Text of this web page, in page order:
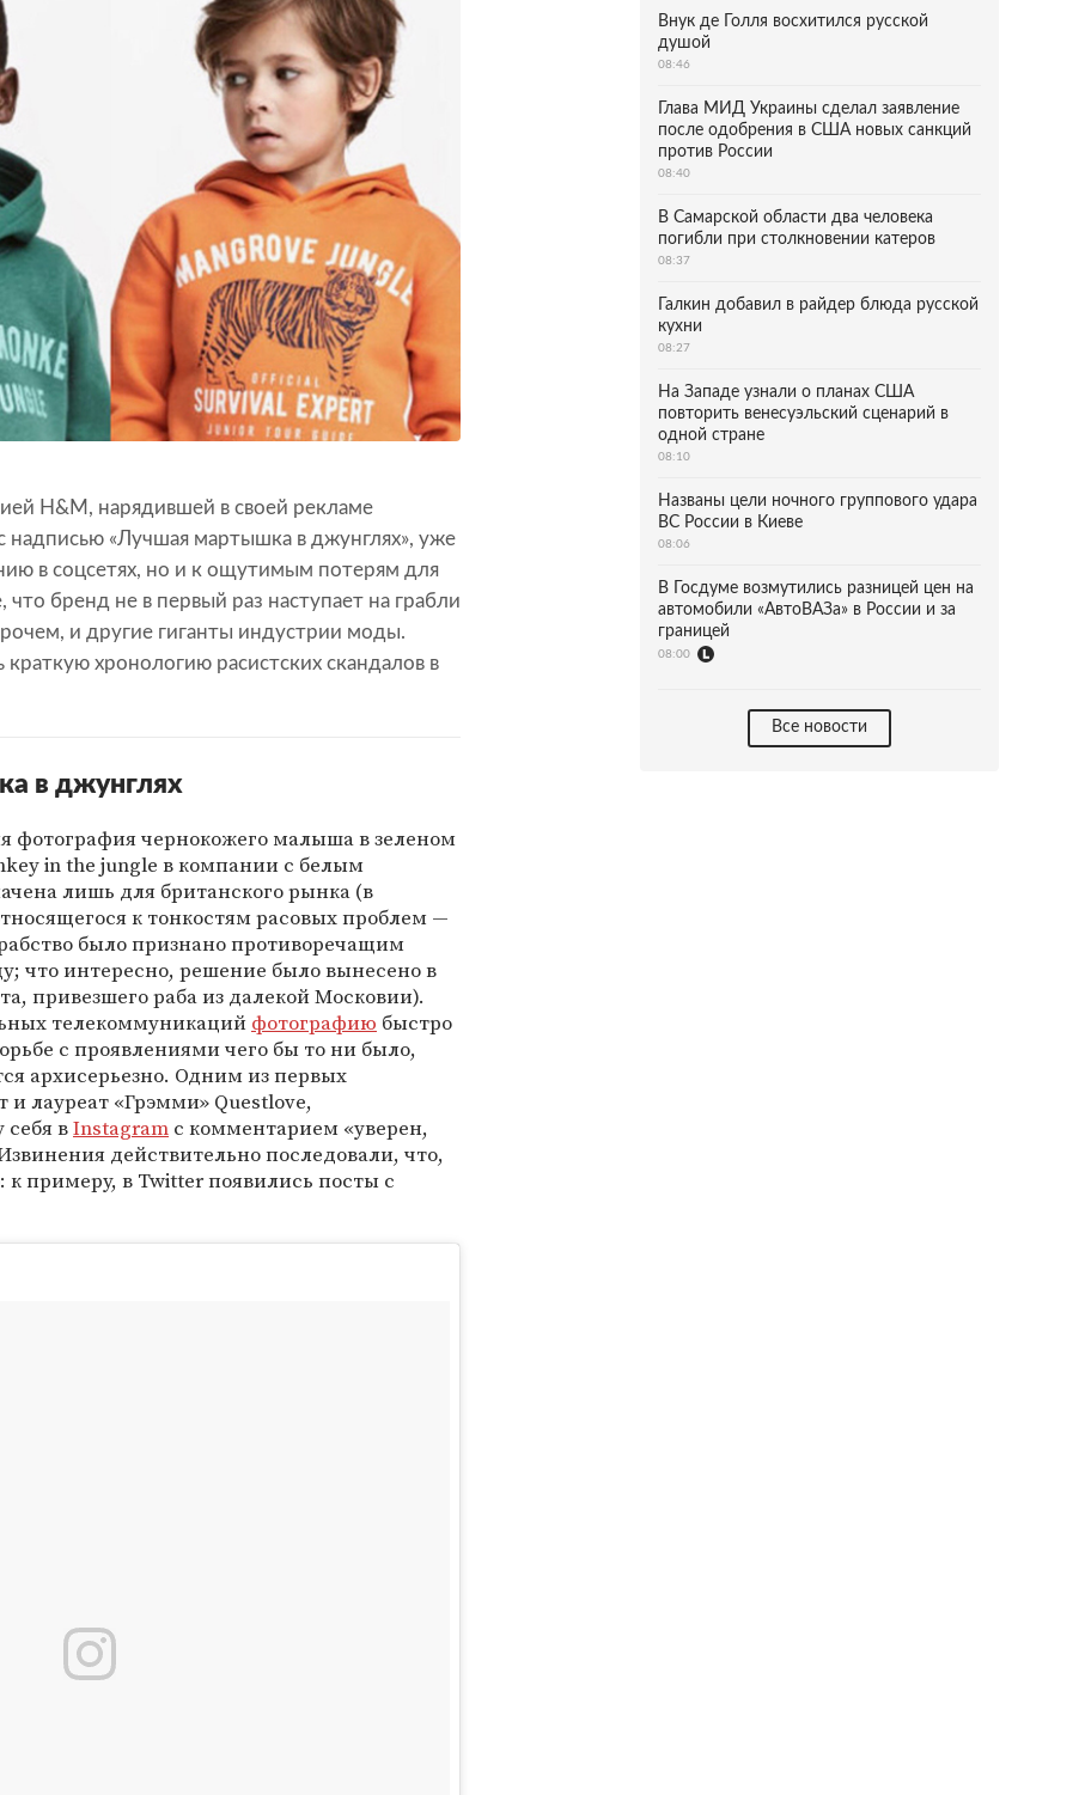
H&M, нарядившей в своей рекламе
надписью «Лучшая мартышка в джунглях», уже
в соцсетях, но и к ощутимым потерям для
что бренд не в первый раз наступает на грабли
и другие гиганты индустрии моды.
хронологию расистских скандалов в
в джунглях
фотография чернокожего малыша в зеленом
in the jungle в компании с белым
лишь для британского рынка (в
к тонкостям расовых проблем —
было признано противоречащим
что интересно, решение было вынесено в
привезшего раба из далекой Московии).
телекоммуникаций фотографию быстро
с проявлениями чего бы то ни было,
архисерьезно. Одним из первых
и лауреат «Грэмми» Questlove,
вInstagram с комментарием «уверен,
действительно последовали, что,
примеру, в Twitter появились посты с
Внук де Голля восхитился русской
душой
08:46
Глава МИД Украины сделал заявление
после одобрения в США новых санкций
против России
08:40
В Самарской области два человека
погибли при столкновении катеров
08:37
Галкин добавил в райдер блюда русской
кухни
08:27
На Западе узнали о планах США
повторить венесуэльский сценарий в
одной стране
08:10
Названы цели ночного группового удара
ВС России в Киеве
08:06
В Госдуме возмутились разницей цен на
автомобили «АвтоВАЗа» в России и за
границей
08:00
Все новости